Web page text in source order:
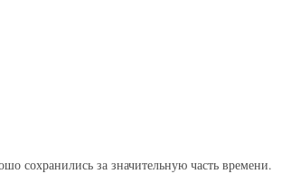
сохранились за значительную часть времени.